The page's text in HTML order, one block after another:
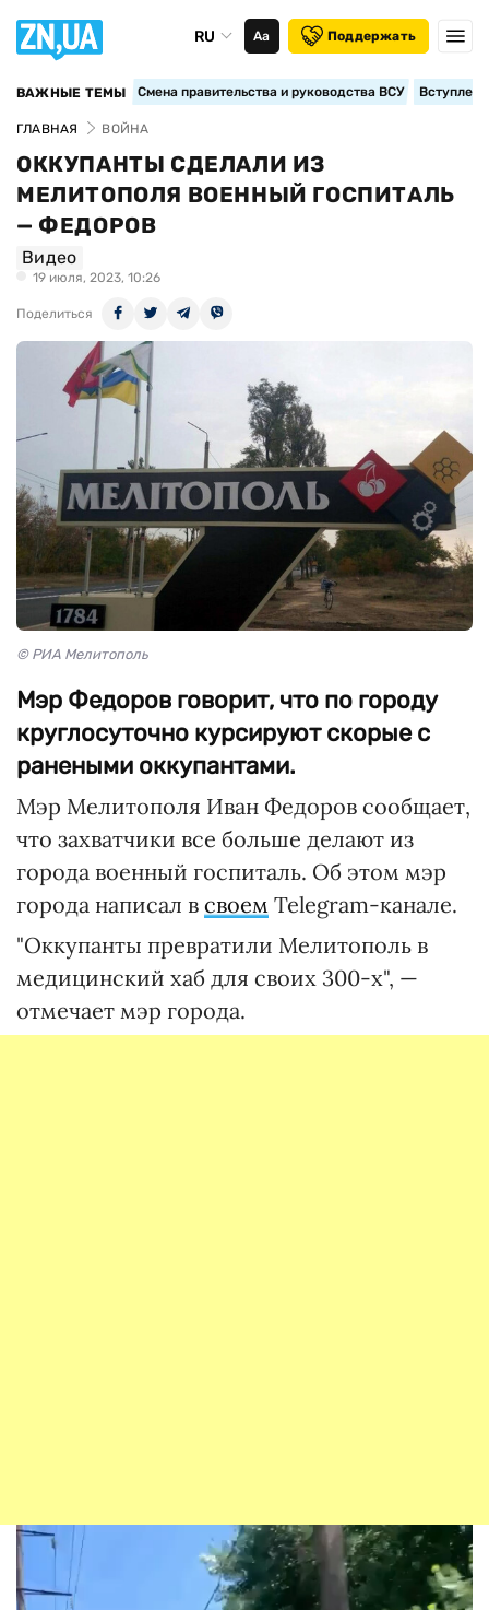
RU Аа Поддержать
ВАЖНЫЕ ТЕМЫ Смена правительства и руководства ВСУ
ГЛАВНАЯ ВОЙНА
ОККУПАНТЫ СДЕЛАЛИ ИЗ
МЕЛИТОПОЛЯ ВОЕННЫЙ ГОСПИТАЛЬ
— ФЕДОРОВ
Видео
19 июля, 2023, 10:26
Поделиться
© РИА Мелитополь
Мэр Федоров говорит, что по городу
круглосуточно курсируют скорые с
ранеными оккупантами.
Мэр Мелитополя Иван Федоров сообщает,
что захватчики все больше делают из
города военный госпиталь. Об этом мэр
города написал в своем Telegram-канале.
"Оккупанты превратили Мелитополь в
медицинский хаб для своих 300-х", —
отмечает мэр города.